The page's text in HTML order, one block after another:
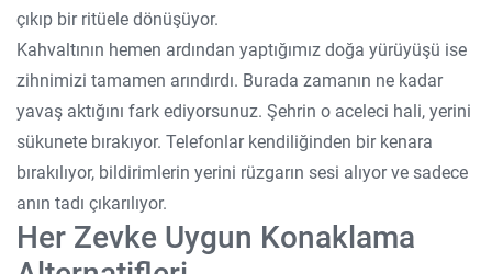
çıkıp bir ritüele dönüşüyor.
Kahvaltının hemen ardından yaptığımız doğa yürüyüşü ise
zihnimizi tamamen arındırdı. Burada zamanın ne kadar
yavaş aktığını fark ediyorsunuz. Şehrin o aceleci hali, yerini
sükunete bırakıyor. Telefonlar kendiliğinden bir kenara
bırakılıyor, bildirimlerin yerini rüzgarın sesi alıyor ve sadece
anın tadı çıkarılıyor.
Her Zevke Uygun Konaklama